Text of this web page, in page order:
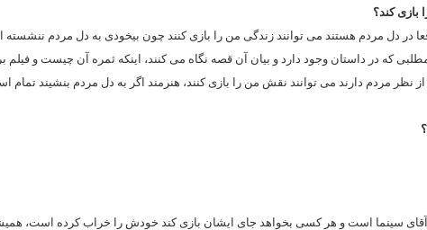
کند؟
دل مردم هستند می توانند زندگی من را بازی کنند چون بیخودی به دل مردم ننشسته
که در داستان وجود دارد و بیان آن قصه نگاه می کنند، اینکه ثمره آن چیست و فیلم
نظر مردم دارند می توانند نقش من را بازی کنند، هنرمند اگر به دل مردم بنشیند تمام
آقای سینما است و هر کسی بخواهد جای ایشان بازی کند خودش را خراب کرده است،